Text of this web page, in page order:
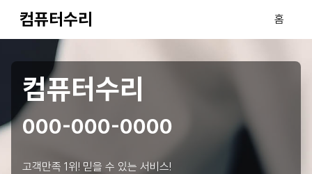
컴퓨터수리 홈
컴퓨터수리
000-000-0000
고객만족 1위! 믿을 수 있는 서비스!